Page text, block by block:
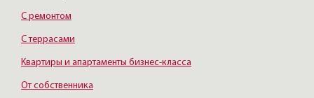
С ремонтом
С террасами
Квартиры и апартаменты бизнес-класса
От собственника